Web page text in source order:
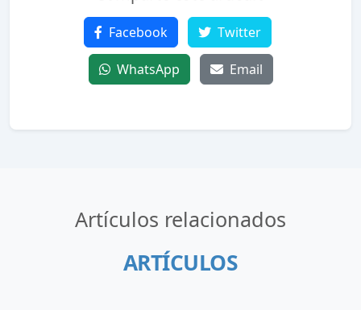
Facebook Twitter
WhatsApp Email
Artículos relacionados
ARTÍCULOS